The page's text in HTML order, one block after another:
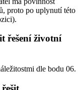
proto po uplynutí této
řešení životní
dle bodu 06.